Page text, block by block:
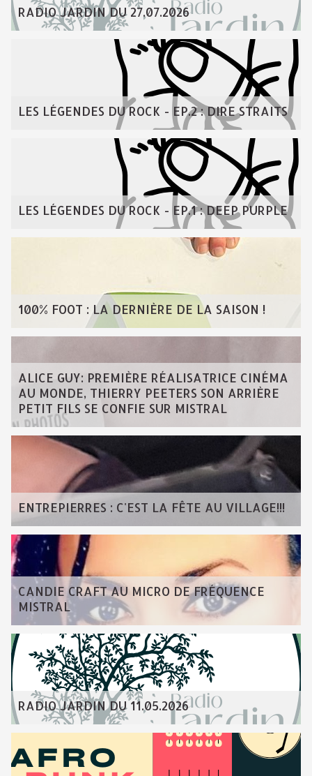
RADIO JARDIN DU 27.07.2026
LES LÉGENDES DU ROCK - EP.2 : DIRE STRAITS
LES LÉGENDES DU ROCK - EP.1 : DEEP PURPLE
100% FOOT : LA DERNIÈRE DE LA SAISON !
ALICE GUY: PREMIÈRE RÉALISATRICE CINÉMA
AU MONDE, THIERRY PEETERS SON ARRIÈRE
PETIT FILS SE CONFIE SUR MISTRAL
ENTREPIERRES : C'EST LA FÊTE AU VILLAGE!!!
CANDIE CRAFT AU MICRO DE FRÉQUENCE
MISTRAL
RADIO JARDIN DU 11.05.2026